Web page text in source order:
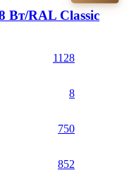
Вт/RAL Classic
1128
8
750
852